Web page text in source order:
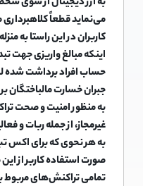
می‌نماید قطعاً
کاربران در این راستا به
اینکه مبالغ واریزی جهت
حساب افراد برداشت شده
جبران خسارت
به منظور امنیت و صحت
غیرمجاز، از جمله ربات و
به هر نحوی که برای اکس
صورت استفاده کاربر از
تمامی تراکنش‌های مربوط